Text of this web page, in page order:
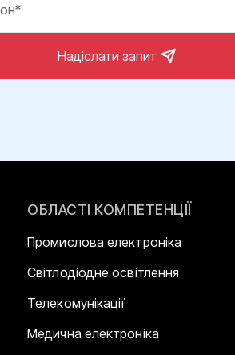
Надіслати запит
ОБЛАСТІ КОМПЕТЕНЦІЇ
Промислова електроніка
Світлодіодне освітлення
Телекомунікації
Медична електроніка